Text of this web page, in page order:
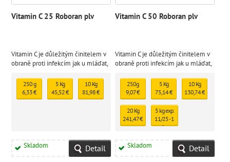
Vitamin C 25 Roboran plv
Vitamin C je důležitým činitelem v
obraně proti infekcím jak u mláďat,
250 g
6,33 €
5 Kg
45,52 €
10 Kg
81,98 €
Skladom Detail
Vitamin C 50 Roboran plv
Vitamin C je důležitým činitelem v
obraně proti infekcím jak u mláďat,
250g
9,07 €
5 Kg
75,14 €
10 Kg
130,74 €
20 Kg
241,47 €
5 kg exp.
11/25 - 1
ks
37,59 €
Skladom Detail